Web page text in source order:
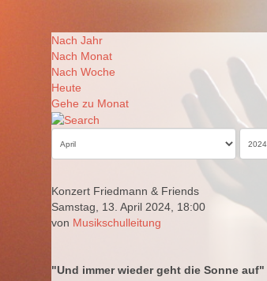
Nach Jahr
Nach Monat
Nach Woche
Heute
Gehe zu Monat
Konzert Friedmann & Friends
Samstag, 13. April 2024, 18:00
von Musikschulleitung
"Und immer wieder geht die Sonne auf"